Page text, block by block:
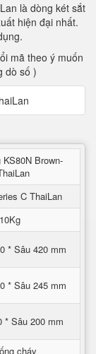
là dòng két sắt
hiện đại nhất.
mã theo ý muốn
dò số )
Brown-
C ThaiLan
* Sâu 420 mm
* Sâu 245 mm
* Sâu 200 mm
cháy